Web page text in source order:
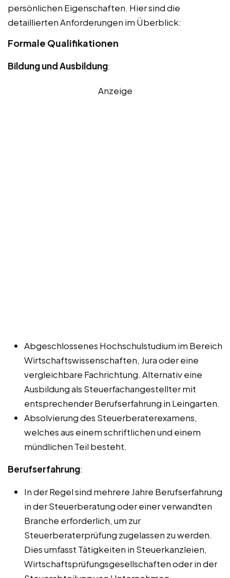
persönlichen Eigenschaften. Hier sind die
detaillierten Anforderungen im Überblick:
Formale Qualifikationen
Bildung und Ausbildung:
Anzeige
Abgeschlossenes Hochschulstudium im Bereich
Wirtschaftswissenschaften, Jura oder eine
vergleichbare Fachrichtung. Alternativ eine
Ausbildung als Steuerfachangestellter mit
entsprechender Berufserfahrung in Leingarten.
Absolvierung des Steuerberaterexamens,
welches aus einem schriftlichen und einem
mündlichen Teil besteht.
Berufserfahrung:
In der Regel sind mehrere Jahre Berufserfahrung
in der Steuerberatung oder einer verwandten
Branche erforderlich, um zur
Steuerberaterprüfung zugelassen zu werden.
Dies umfasst Tätigkeiten in Steuerkanzleien,
Wirtschaftsprüfungsgesellschaften oder in der